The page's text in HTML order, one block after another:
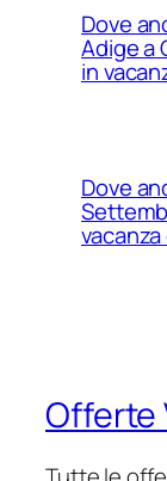
Dove
Adige a
in
Dove
Offerte